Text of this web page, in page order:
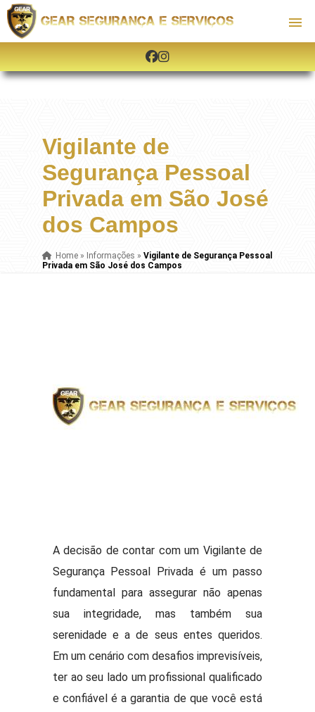
Vigilante de
Segurança Pessoal
Privada em São José
dos Campos
Home» Informações » Vigilante de Segurança Pessoal
Privada em São José dos Campos
A decisão de contar com um Vigilante de
Segurança Pessoal Privada é um passo
fundamental para assegurar não apenas
sua integridade, mas também sua
serenidade e a de seus entes queridos.
Em um cenário com desafios imprevisíveis,
ter ao seu lado um profissional qualificado
e confiável é a garantia de que você está